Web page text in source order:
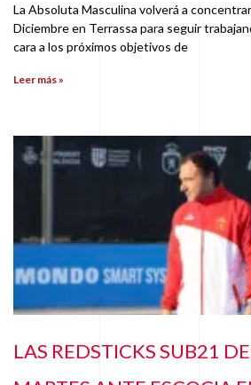
La Absoluta Masculina volverá a
Diciembre en Terrassa para seguir
cara a los próximos objetivos de
Leer más »
LAS REDSTICKS SUB21